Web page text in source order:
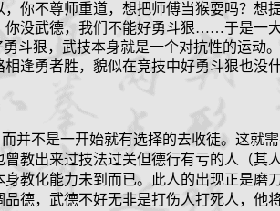
你不尊师重道，想把师傅当猴耍吗？想
没武德，我们不能好勇斗狠……于是一
斗狠，武技本身就是一个对抗性的运动
逢勇者胜，貌似在竞技中好勇斗狠也没什
并不是一开始就有选择的去收徒。这就
曾教出来过技法过关但德行有亏的人（其
教化能力未到而已。此人的出现正是磨
德，武德不好无非是打伤人打死人，他将